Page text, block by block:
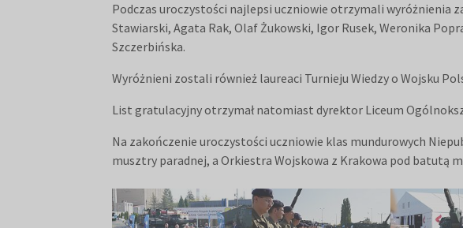
Podczas uroczystości najlepsi uczniowie otrzymali wyróżnienia
Stawiarski, Agata Rak, Olaf Żukowski, Igor Rusek, Weronika
Szczerbińska.
Wyróżnieni zostali również laureaci Turnieju Wiedzy o Wojsku
List gratulacyjny otrzymał natomiast dyrektor Liceum
Na zakończenie uroczystości uczniowie klas mundurowych
musztry paradnej, a Orkiestra Wojskowa z Krakowa pod batutą